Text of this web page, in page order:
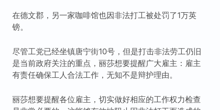
在德文郡，另一家咖啡馆也因非法打工被处罚了1万英
镑。
尽管工党已经坐镇唐宁街10号，但是打击非法劳工仍旧
是当前政府关注的重点，丽莎想要提醒广大雇主：雇主
有责任确保工人合法工作，无知不是辩护理由。
丽莎想要提醒各位雇主，切实做好相应的工作权力检查